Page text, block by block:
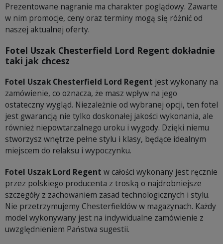
Prezentowane nagranie ma charakter poglądowy. Zawarte
w nim promocje, ceny oraz terminy mogą się różnić od
naszej aktualnej oferty.
Fotel Uszak Chesterfield Lord Regent dokładnie
taki jak chcesz
Fotel Uszak Chesterfield Lord Regent jest wykonany na
zamówienie, co oznacza, że masz wpływ na jego
ostateczny wygląd. Niezależnie od wybranej opcji, ten fotel
jest gwarancją nie tylko doskonałej jakości wykonania, ale
również niepowtarzalnego uroku i wygody. Dzięki niemu
stworzysz wnętrze pełne stylu i klasy, będące idealnym
miejscem do relaksu i wypoczynku.
Fotel Uszak Lord Regent w całości wykonany jest ręcznie
przez polskiego producenta z troską o najdrobniejsze
szczegóły z zachowaniem zasad technologicznych i stylu.
Nie przetrzymujemy Chesterfieldów w magazynach. Każdy
model wykonywany jest na indywidualne zamówienie z
uwzględnieniem Państwa sugestii.